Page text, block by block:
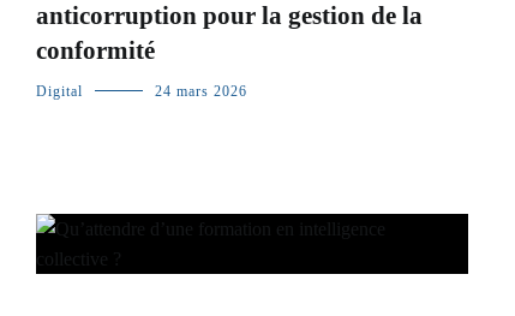
anticorruption pour la gestion de la
conformité
Digital 24 mars 2026